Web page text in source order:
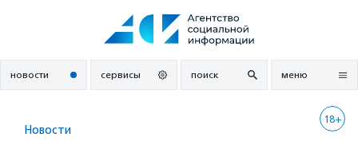
новости сервисы поиск меню
18+
Новости